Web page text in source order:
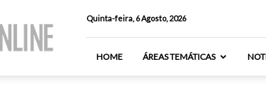
Quinta-feira, 6 Agosto, 2026
HOME ÁREAS TEMÁTICAS